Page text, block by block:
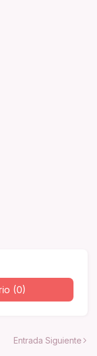
(0)
Entrada Siguiente